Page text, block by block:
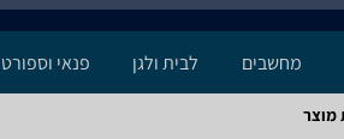
מחשבים לבית ולגן פנאי וספורט